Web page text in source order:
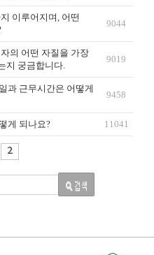
이루어지며, 어떤
9044
의 어떤 자질을 가장
지 궁금합니다.
9019
과 근무시간은 어떻게
9458
게 되나요? 11041
2